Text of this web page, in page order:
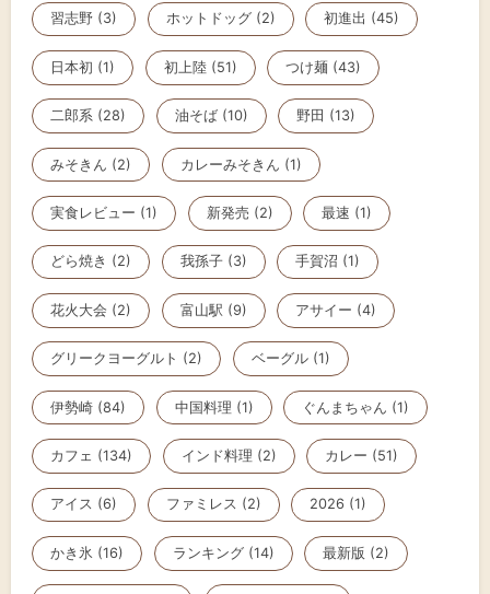
習志野 (3) ホットドッグ (2) 初進出 (45)
日本初 (1) 初上陸 (51) つけ麺 (43)
二郎系 (28) 油そば (10) 野田 (13)
みそきん (2) カレーみそきん (1)
実食レビュー (1) 新発売 (2) 最速 (1)
どら焼き (2) 我孫子 (3) 手賀沼 (1)
花火大会 (2) 富山駅 (9) アサイー (4)
グリークヨーグルト (2) ベーグル (1)
伊勢崎 (84) 中国料理 (1) ぐんまちゃん (1)
カフェ (134) インド料理 (2) カレー (51)
アイス (6) ファミレス (2) 2026 (1)
かき氷 (16) ランキング (14) 最新版 (2)